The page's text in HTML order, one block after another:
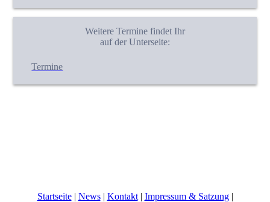
Weitere Termine findet Ihr
auf der Unterseite:
Termine
Startseite| News| Kontakt| Impressum & Satzung|